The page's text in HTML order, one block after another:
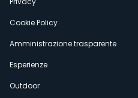
Cookie Policy
Amministrazione trasparente
Esperienze
Outdoor